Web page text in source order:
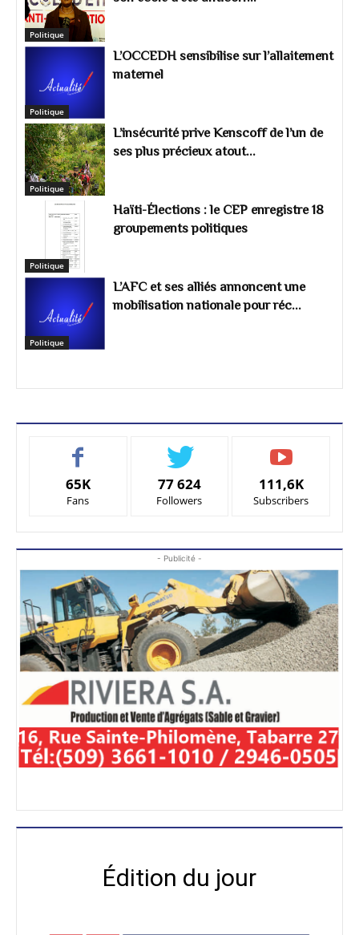
Politique
Politique
L’OCCEDH sensibilise sur l’allaitement
maternel
Politique
L’insécurité prive Kenscoff de l’un de
ses plus précieux atout...
Politique
Haïti-Élections : le CEP enregistre 18
groupements politiques
Politique
L’AFC et ses alliés annoncent une
mobilisation nationale pour réc...
65K
Fans
77 624
Followers
111,6K
Subscribers
- Publicité -
Édition du jour